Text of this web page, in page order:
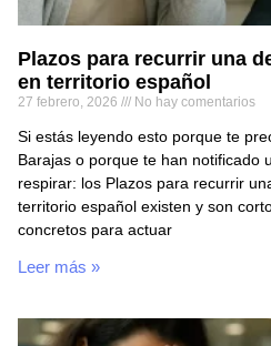
Plazos para recurrir una
en territorio español
27 febrero, 2026 No hay comentarios
Si estás leyendo esto porque te
Barajas o porque te han notificado
respirar: los Plazos para recurrir
territorio español existen y son
concretos para actuar
Leer más »